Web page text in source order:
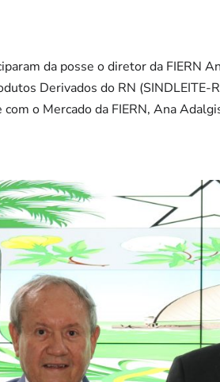
da posse o diretor da FIERN
Derivados do RN (SINDLEITE-
o Mercado da FIERN, Ana